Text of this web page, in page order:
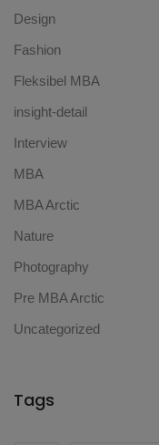
Design
Fashion
Fleksibel MBA
insight-detail
Interview
MBA
MBA Arctic
Nature
Photography
Pre MBA Arctic
Uncategorized
Tags